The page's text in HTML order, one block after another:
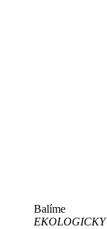
Balíme
EKOLOGICKY